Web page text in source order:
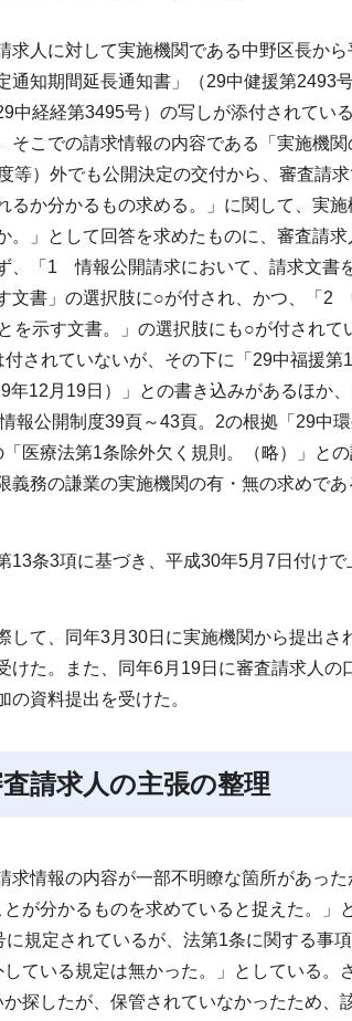
人に対して実施機関である中野区長か
通知期間延長通知書」（29中健援第2493
中経経第3495号）の写しが添付されてい
そこでの請求情報の内容である「実施機
等）外でも公開決定の交付から、審査請
るか分かるもの求める。」に関して、実
。」として回答を求めたものに、審査請
、「1 情報公開請求において、請求文書
文書」の選択肢に○が付され、かつ、「2
を示す文書。」の選択肢にも○が付され
されていないが、その下に「29中福援第
年12月19日）」との書き込みがあるほか
報公開制度39頁～43頁。2の根拠「29中
医療法第1条除外欠く規則。（略）」と
務の謙業の実施機関の有・無の求めであ
条3項に基づき、平成30年5月7日付けで
て、同年3月30日に実施機関から提出さ
けた。また、同年6月19日に審査請求人
資料提出を受けた。
請求人の主張の整理
求情報の内容が一部不明瞭な箇所があっ
が分かるものを求めていると捉えた。」
規定されているが、法第1条に関する事
ている規定は無かった。」としている。
探したが、保管されていなかったため